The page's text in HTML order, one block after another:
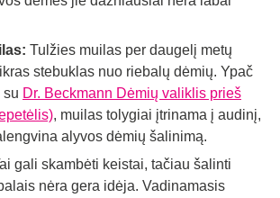
Tulžies muilas per daugelį metų
stebuklas nuo riebalų dėmių. Ypač
su Dr. Beckmann Dėmių valiklis prieš
, muilas tolygiai įtrinama į audinį,
alyvos dėmių šalinimą.
gali skambėti keistai, tačiau šalinti
nėra gera idėja. Vadinamasis